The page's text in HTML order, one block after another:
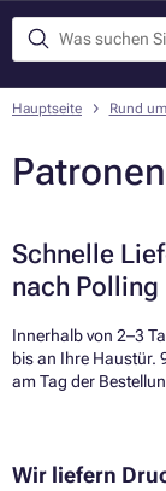
Hauptseite Rund
Schnelle
nach
Innerhalb von 2–3
bis an Ihre Haustür.
am Tag der
Wir liefern